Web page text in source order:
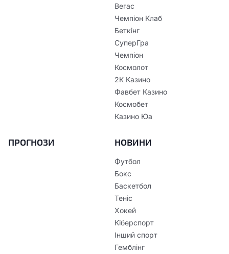
Вегас
Чемпіон Клаб
Беткінг
СуперГра
Чемпіон
Космолот
2К Казино
Фавбет Казино
Космобет
Казино Юа
ПРОГНОЗИ НОВИНИ
Футбол
Бокс
Баскетбол
Теніс
Хокей
Кіберспорт
Інший спорт
Гемблінг